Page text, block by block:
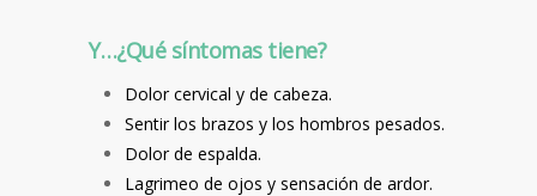
Y…¿Qué síntomas tiene?
Dolor cervical y de cabeza.
Sentir los brazos y los hombros pesados.
Dolor de espalda.
Lagrimeo de ojos y sensación de ardor.